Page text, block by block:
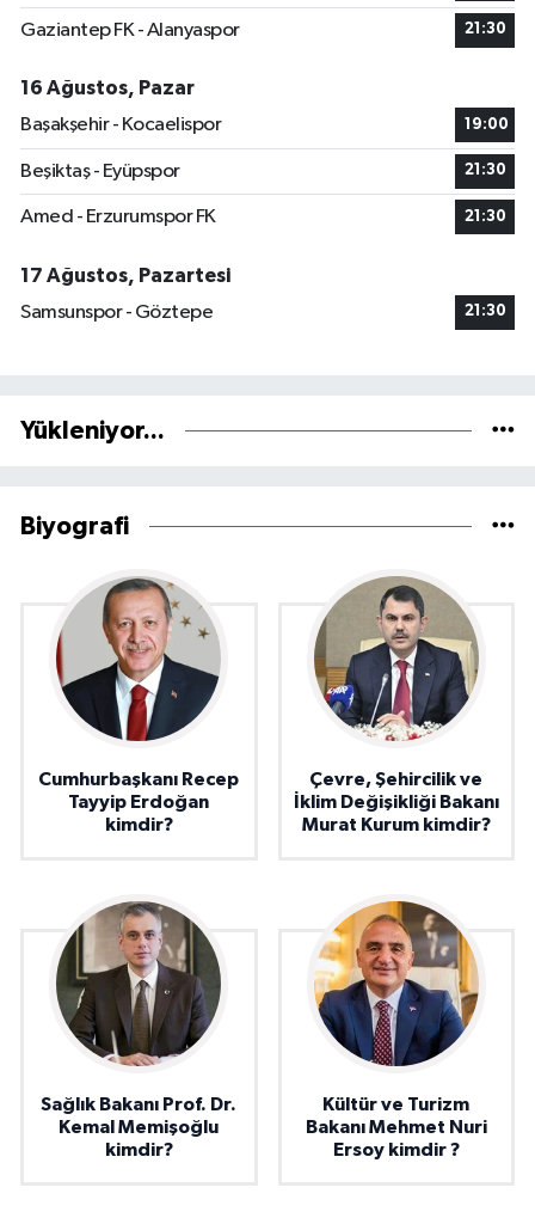
Gaziantep FK - Alanyaspor 21:30
16 Ağustos, Pazar
Başakşehir - Kocaelispor
19:00
Beşiktaş - Eyüpspor 21:30
Amed - Erzurumspor FK 21:30
17 Ağustos, Pazartesi
Samsunspor - Göztepe
21:30
Yükleniyor...
Biyografi
Cumhurbaşkanı Recep
Tayyip Erdoğan
kimdir?
Çevre, Şehircilik ve
İklim Değişikliği Bakanı
Murat Kurum kimdir?
Sağlık Bakanı Prof. Dr.
Kemal Memişoğlu
kimdir?
Kültür ve Turizm
Bakanı Mehmet Nuri
Ersoy kimdir ?